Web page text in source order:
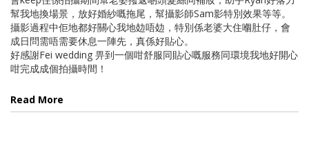
幫我地換場景，放好婚紗嘅拖尾，幫攝影師Sam影特別效果等等。
攝影過程中佢地都好關心我地攰唔攰，特別係老婆大住嗰肚仔，會
成日問需唔需要休息一陣先，真係好貼心。
好感謝Fei wedding 畀到一個咁舒服同貼心嘅服務同環境我地好開心
咁完成成個拍攝時間！
Read More